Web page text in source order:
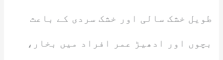
طویل خشک سالی اور خشک سردی کے باعث
بچوں اور ادھیڑ عمر افراد میں بخار،